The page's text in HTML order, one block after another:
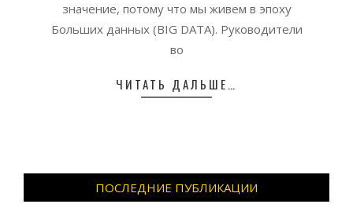
значение, потому что мы живем в эпоху
Больших данных (BIG DATA). Руководители
во
ЧИТАТЬ ДАЛЬШЕ…
ПОСЛЕДНИЕ ПУБЛИКАЦИИ